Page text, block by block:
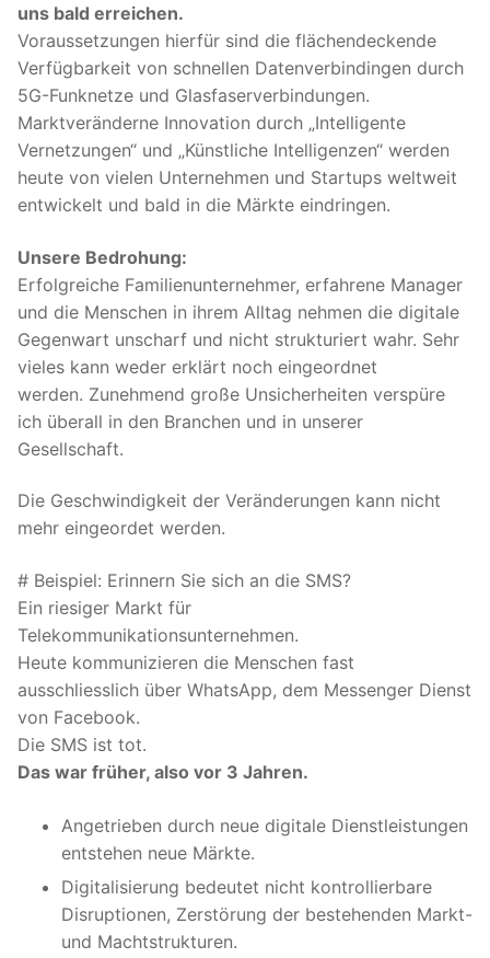
uns bald erreichen.
Voraussetzungen hierfür sind die flächendeckende
Verfügbarkeit von schnellen Datenverbindingen durch
5G-Funknetze und Glasfaserverbindungen.
Marktveränderne Innovation durch „Intelligente
Vernetzungen“ und „Künstliche Intelligenzen“ werden
heute von vielen Unternehmen und Startups weltweit
entwickelt und bald in die Märkte eindringen.
Unsere Bedrohung:
Erfolgreiche Familienunternehmer, erfahrene Manager
und die Menschen in ihrem Alltag nehmen die digitale
Gegenwart unscharf und nicht strukturiert wahr. Sehr
vieles kann weder erklärt noch eingeordnet
werden. Zunehmend große Unsicherheiten verspüre
ich überall in den Branchen und in unserer
Gesellschaft.
Die Geschwindigkeit der Veränderungen kann nicht
mehr eingeordet werden.
# Beispiel: Erinnern Sie sich an die SMS?
Ein riesiger Markt für
Telekommunikationsunternehmen.
Heute kommunizieren die Menschen fast
ausschliesslich über WhatsApp, dem Messenger Dienst
von Facebook.
Die SMS ist tot.
Das war früher, also vor 3 Jahren.
Angetrieben durch neue digitale Dienstleistungen
entstehen neue Märkte.
Digitalisierung bedeutet nicht kontrollierbare
Disruptionen, Zerstörung der bestehenden Markt-
und Machtstrukturen.